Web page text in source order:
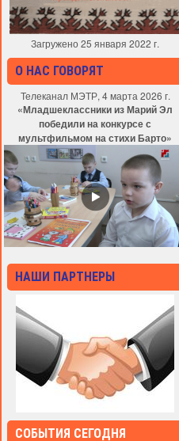
Загружено 25 января 2022 г.
О НАС ГОВОРЯТ
Телеканал МЭТР, 4 марта 2026 г.
«Младшеклассники из Марий Эл
победили на конкурсе с
мультфильмом на стихи Барто»
НАШИ ПАРТНЕРЫ
СОБЫТИЯ СЕГОДНЯ